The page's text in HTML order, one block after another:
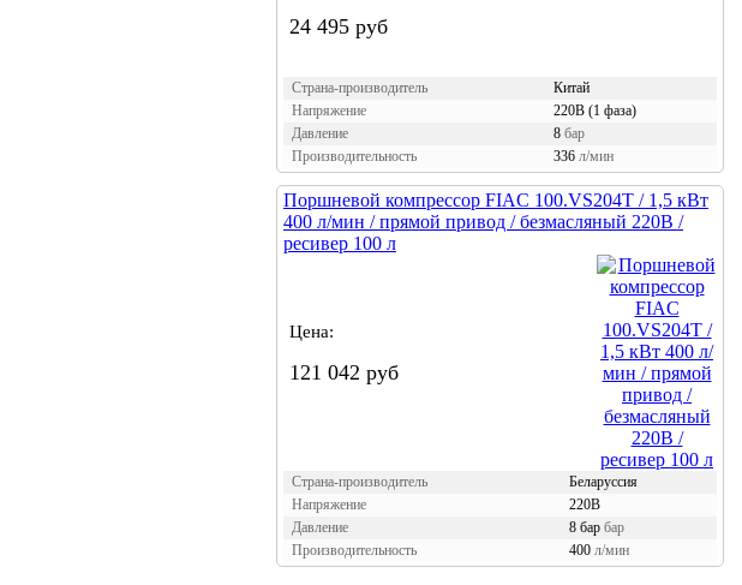
24 495 руб
Страна-производитель
Китай
Напряжение
220В (1 фаза)
Давление
8 бар
Производительность
336 л/мин
Поршневой компрессор FIAC 100.VS204T / 1,5 кВт
400 л/мин / прямой привод / безмасляный 220В /
ресивер 100 л
Цена:
121 042 руб
Страна-производитель
Беларуссия
Напряжение
220В
Давление
8 бар бар
Производительность
400 л/мин